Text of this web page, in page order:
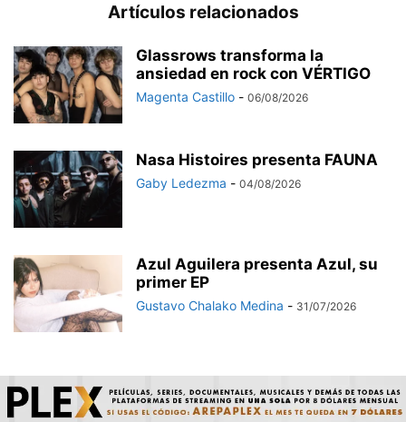
Artículos relacionados
Glassrows transforma la
ansiedad en rock con VÉRTIGO
Magenta Castillo - 06/08/2026
Nasa Histoires presenta FAUNA
Gaby Ledezma - 04/08/2026
Azul Aguilera presenta Azul, su
primer EP
Gustavo Chalako Medina - 31/07/2026